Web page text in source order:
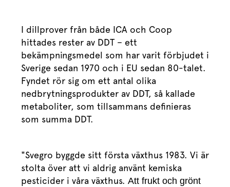
I dillprover från både ICA och Coop
hittades rester av DDT – ett
bekämpningsmedel som har varit förbjudet i
Sverige sedan 1970 och i EU sedan 80-talet.
Fyndet rör sig om ett antal olika
nedbrytningsprodukter av DDT, så kallade
metaboliter, som tillsammans definieras
som summa DDT.
"Svegro byggde sitt första växthus 1983. Vi är
stolta över att vi aldrig använt kemiska
pesticider i våra växthus. Att frukt och grönt